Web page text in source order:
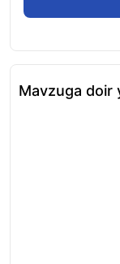
Mavzuga doir